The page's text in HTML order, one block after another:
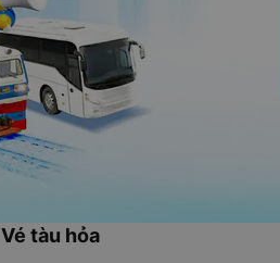
Vé tàu hỏa